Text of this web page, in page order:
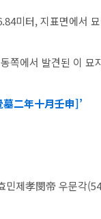
미터, 지표면에서
쪽에서 발견된 이 묘
墓二年十月壬申]’
민제孝閔帝 우문각